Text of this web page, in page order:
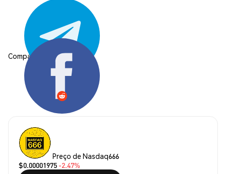
Compartilhar:
Preço de Nasdaq666
$0.00001975 -2.47%